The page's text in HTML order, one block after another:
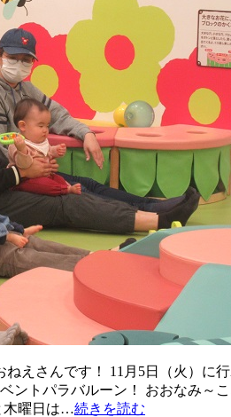
えさんです！ 11月5日（火）
ントパラバルーン！ おおなみ
木曜日は…続きを読む